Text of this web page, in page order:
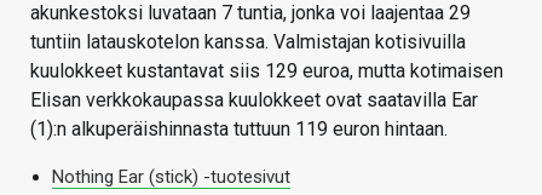
akunkestoksi luvataan 7 tuntia, jonka voi laajentaa 29
tuntiin latauskotelon kanssa. Valmistajan kotisivuilla
kuulokkeet kustantavat siis 129 euroa, mutta kotimaisen
Elisan verkkokaupassa kuulokkeet ovat saatavilla Ear
(1):n alkuperäishinnasta tuttuun 119 euron hintaan.
Nothing Ear (stick) -tuotesivut